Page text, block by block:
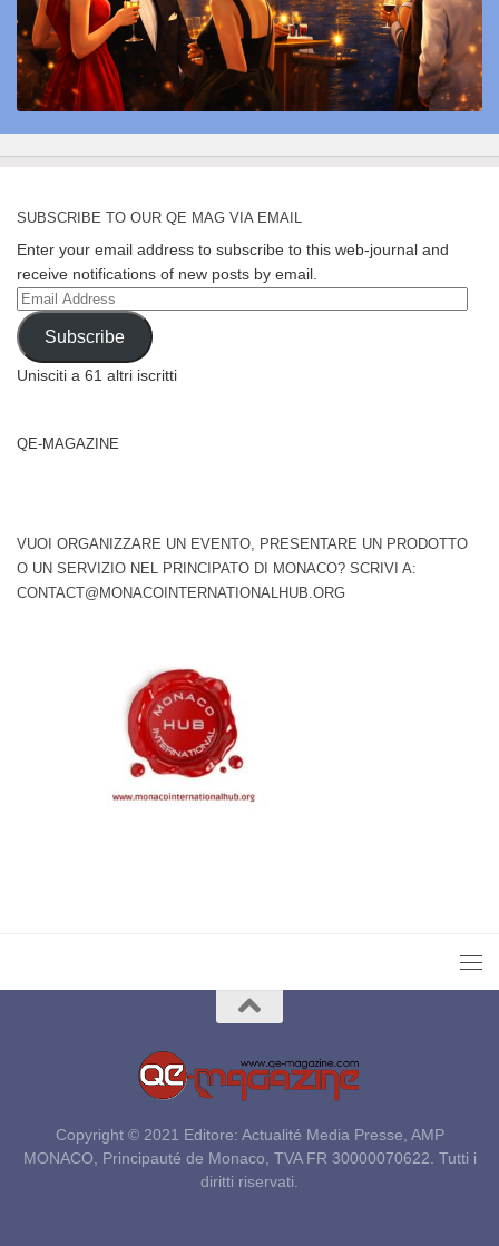
SUBSCRIBE TO OUR QE MAG VIA EMAIL
Enter your email address to subscribe to this web-journal and
receive notifications of new posts by email.
Email
Address
Subscribe
Unisciti a 61 altri iscritti
QE-MAGAZINE
VUOI ORGANIZZARE UN EVENTO, PRESENTARE UN PRODOTTO
O UN SERVIZIO NEL PRINCIPATO DI MONACO? SCRIVI A:
CONTACT@MONACOINTERNATIONALHUB.ORG
Copyright © 2021 Editore: Actualité Media Presse, AMP
MONACO, Principauté de Monaco, TVA FR 30000070622. Tutti i
diritti riservati.